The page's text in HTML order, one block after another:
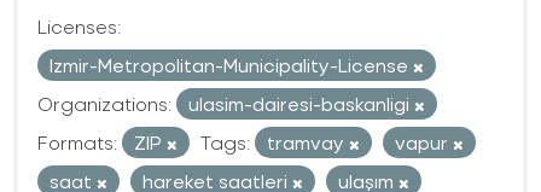
Licenses:
Izmir-Metropolitan-Municipality-License
Organizations:
ulasim-dairesi-baskanligi
Formats:
ZIP Tags: tramvay
vapur
saat
hareket saatleri
ulaşım